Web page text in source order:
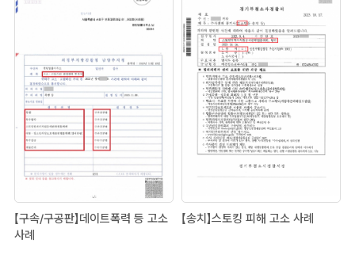
【구속/구공판】데이트폭력 등 고소
사례
【송치】스토킹 피해 고소 사례